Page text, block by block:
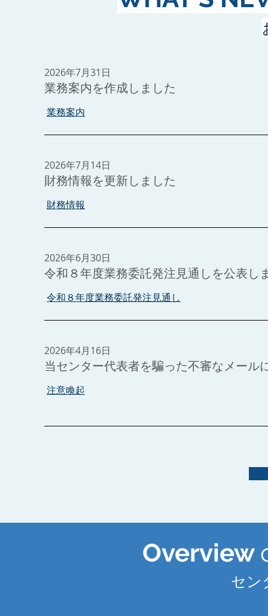
2026年7月31日
業務案内を作成しました
業務案内
2026年7月14日
財務情報を更新しました
財務情報
2026年6月30日
令和８年度業務委託発注見通しを公表し
令和８年度業務委託発注見通し
2026年4月16日
当センター代表者を騙った不審なメール
注意喚起
Overview
セン